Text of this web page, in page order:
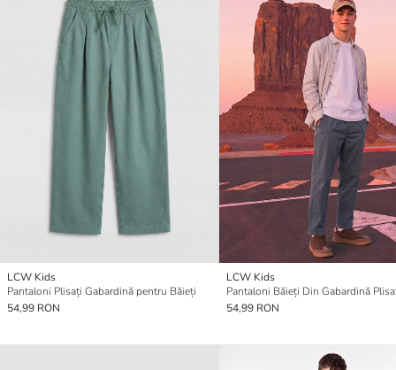
LCW Kids
Pantaloni Plisați Gabardină pentru Băieți
54,99 RON
LCW Kids
Pantaloni Băieți Din Gabardină
54,99 RON